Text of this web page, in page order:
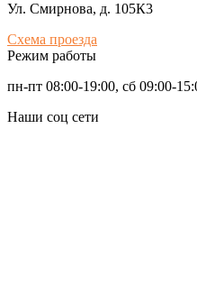
Ул. Смирнова, д. 105К3
Схема проезда
Режим работы
пн-пт 08:00-19:00, сб 09:00-
Наши соц сети